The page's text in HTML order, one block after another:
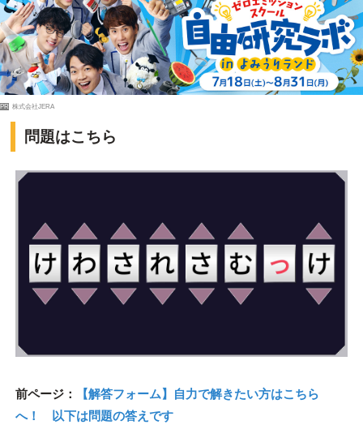
PR 株式会社JERA
問題はこちら
前ページ：
【解答フォーム】自力で解きたい方はこちら
へ！ 以下は問題の答えです